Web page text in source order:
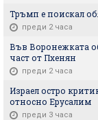
Тръмп е поискал
преди 2 часа
Във Воронежката
част от Пхенян
преди 2 часа
Израел остро
относно Ерусалим
преди 3 часа